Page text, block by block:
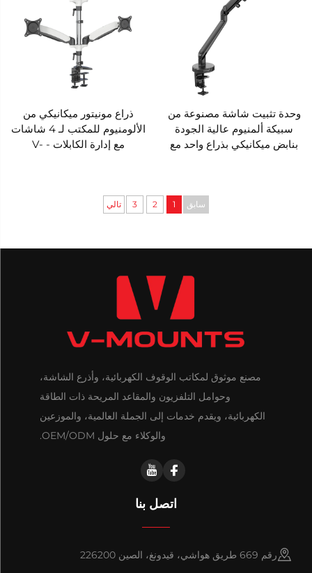
وحدة تثبيت شاشة مصنوعة من
سبيكة ألمنيوم عالية الجودة
بنابض ميكانيكي بذراع واحد مع
ذراع مونيتور ميكانيكي من
الألومنيوم للمكتب لـ 4 شاشات
مع إدارة الكابلات - V-
سابق 1
2
3 تالي
مصنع موثوق لمكاتب الوقوف الكهربائية، وأذرع الشاشة،
وحوامل التلفزيون والمقاعد المريحة ذات الطاقة
الكهربائية، ويقدم خدمات إلى الجملة العالمية، والموزعين
والوكلاء مع حلول OEM/ODM.
اتصل بنا
رقم 669 طريق هواشي، قيدونغ، الصين 226200